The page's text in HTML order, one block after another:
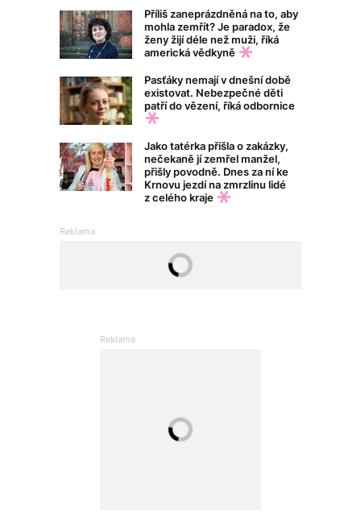
Příliš zaneprázdněná na to, aby
mohla zemřít? Je paradox, že
ženy žijí déle než muži, říká
americká vědkyně
Pasťáky nemají v dnešní době
existovat. Nebezpečné děti
patří do vězení, říká odbornice
Jako tatérka přišla o zakázky,
nečekaně jí zemřel manžel,
přišly povodně. Dnes za ní ke
Krnovu jezdí na zmrzlinu lidé
z celého kraje